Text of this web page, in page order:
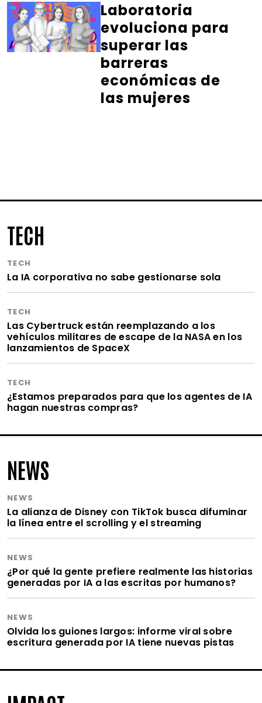
Laboratoria
evoluciona para
superar las
barreras
económicas de
las mujeres
TECH
TECH
La IA corporativa no sabe gestionarse sola
TECH
Las Cybertruck están reemplazando a los
vehículos militares de escape de la NASA en los
lanzamientos de SpaceX
TECH
¿Estamos preparados para que los agentes de IA
hagan nuestras compras?
NEWS
NEWS
La alianza de Disney con TikTok busca difuminar
la línea entre el scrolling y el streaming
NEWS
¿Por qué la gente prefiere realmente las historias
generadas por IA a las escritas por humanos?
NEWS
Olvida los guiones largos: informe viral sobre
escritura generada por IA tiene nuevas pistas